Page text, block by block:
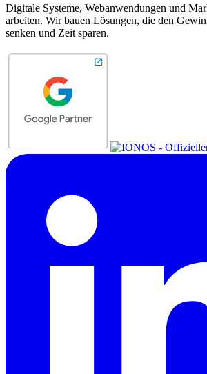
Digitale Systeme, Webanwendungen und
arbeiten. Wir bauen Lösungen, die den
senken und Zeit sparen.